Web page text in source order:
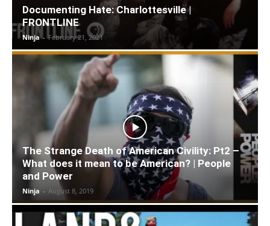
Documenting Hate: Charlottesville |
FRONTLINE
Ninja - February 21, 2021
The Strange Death of American Civility: Pt2 –
What does it mean to be American? | People
and Power
Ninja - August 8, 2019